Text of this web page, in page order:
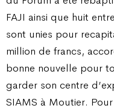
FAJI ainsi que huit
sont unies pour
million de francs,
bonne nouvelle pour
garder son centre
SIAMS à Moutier.